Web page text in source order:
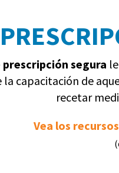
prescripción segura
capacitación de
recetar
Vea los